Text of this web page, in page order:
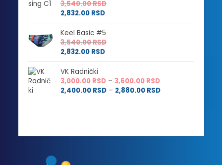
3,540.00RSD
2,832.00 RSD
Keel Basic #5
3,540.00RSD
2,832.00 RSD
VK Radnički
3,000.00RSD – 3,600.00RSDRaspon
cena:
2,400.00 RSD – 2,880.00 RSDRaspon
2,880.00 RSD